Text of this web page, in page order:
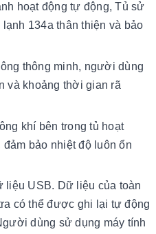
hoạt động tự động, Tủ sử
134a thân thiện và bảo
thông minh, người dùng
và khoảng thời gian rã
khí bên trong tủ hoạt
bảo nhiệt độ luôn ổn
liệu USB. Dữ liệu của toàn
có thể được ghi lại tự động
dùng sử dụng máy tính